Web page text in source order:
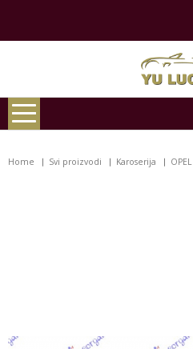
Home Svi proizvodi Karoserija OPEL